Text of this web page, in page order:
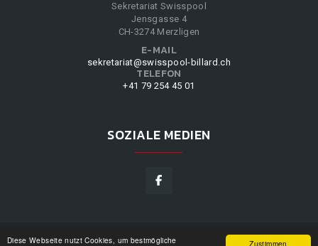
Zustimmen
Diese Webseite nutzt Cookies, um bestmögliche
Sekretariat Swisspool
Jensgasse 4
CH-3274 Merzligen
E-MAIL
sekretariat@swisspool-billard.ch
TELEFON
+41 79 254 45 01
SOZIALE MEDIEN
SWISSPOOL©2026|DESIGN BY UNSERE